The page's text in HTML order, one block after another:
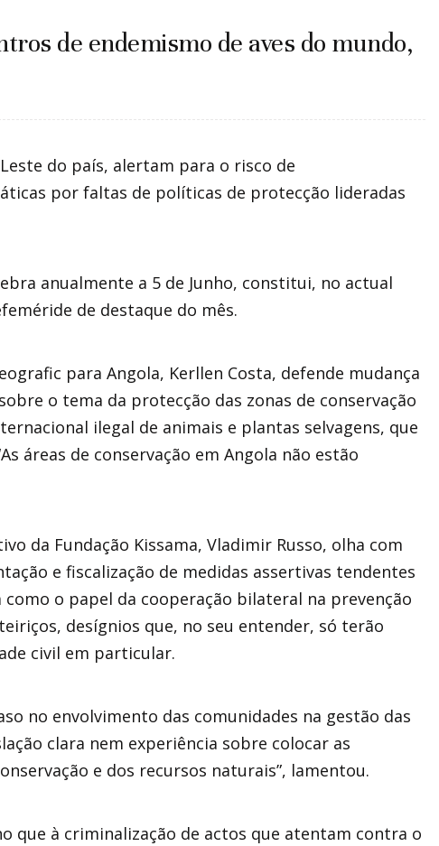
de endemismo de aves do mundo,
do país, alertam para o risco de
por faltas de políticas de protecção lideradas
anualmente a 5 de Junho, constitui, no actual
de destaque do mês.
para Angola, Kerllen Costa, defende mudança
o tema da protecção das zonas de conservação
ilegal de animais e plantas selvagens, que
áreas de conservação em Angola não estão
da Fundação Kissama, Vladimir Russo, olha com
e fiscalização de medidas assertivas tendentes
o papel da cooperação bilateral na prevenção
desígnios que, no seu entender, só terão
civil em particular.
no envolvimento das comunidades na gestão das
clara nem experiência sobre colocar as
e dos recursos naturais”, lamentou.
que à criminalização de actos que atentam contra o